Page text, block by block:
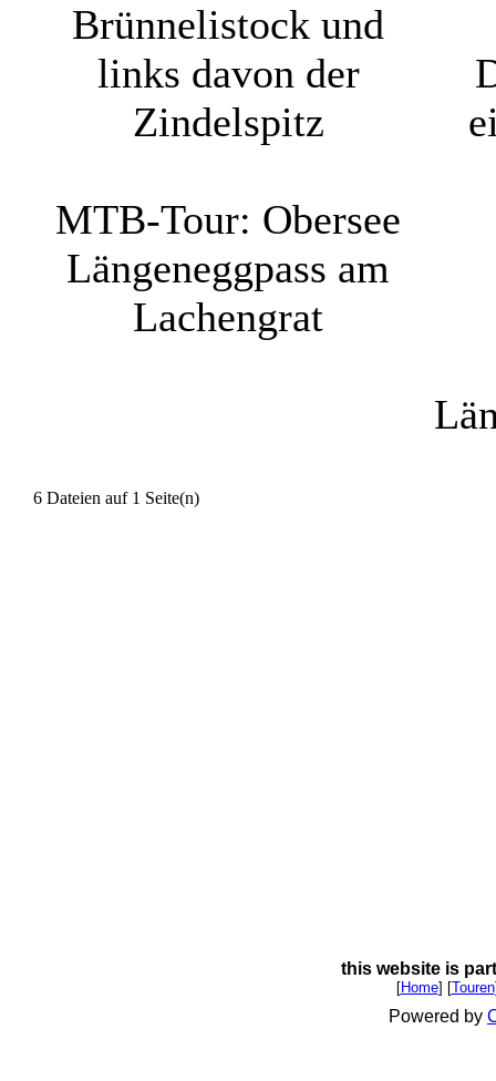
Brünnelistock und
links davon der
Zindelspitz
MTB-Tour: Obersee
Längeneggpass am
Lachengrat
6 Dateien auf 1 Seite(n)
this website is
[Home] [Touren
Powered by